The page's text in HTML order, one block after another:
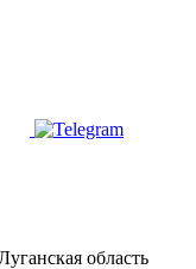
область